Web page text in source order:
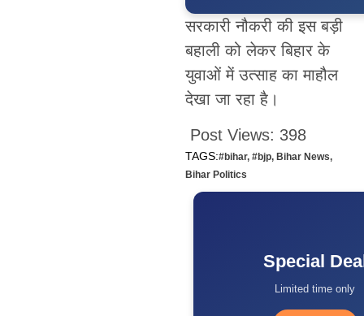
सरकारी नौकरी की इस बड़ी
बहाली को लेकर बिहार के
युवाओं में उत्साह का माहौल
देखा जा रहा है।
Post Views: 398
TAGS:#bihar, #bjp, Bihar News,
Bihar Politics
Special
Limited time only